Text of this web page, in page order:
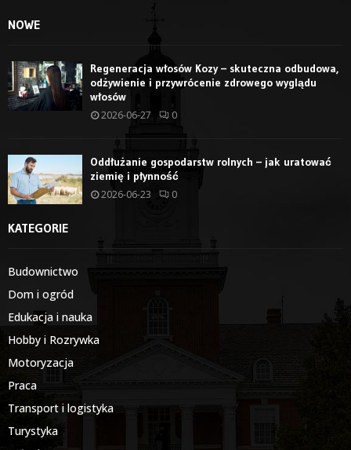
NOWE
Regeneracja włosów Kozy – skuteczna odbudowa,
odżywienie i przywrócenie zdrowego wyglądu
włosów
2026-06-27 0
Oddłużanie gospodarstw rolnych – jak uratować
ziemię i płynność
2026-06-23 0
KATEGORIE
Budownictwo
Dom i ogród
Edukacja i nauka
Hobby i Rozrywka
Motoryzacja
Praca
Transport i logistyka
Turystyka